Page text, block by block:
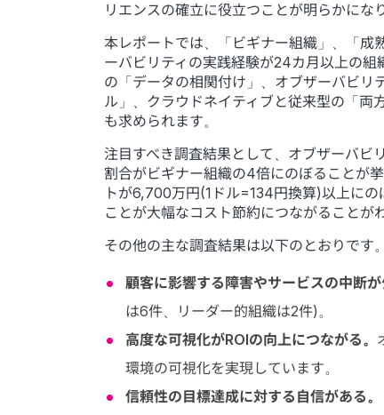
リエンスの確立に役立つことが明らかにな
本レポートでは、「ビギナー組織」、「成
ーバビリティの実践経験が24カ月以上の
の「データの相関付け」、オブザーバビ
ル」、クラウドネイティブと従来型の「両
も求められます。
注目すべき調査結果として、オブザーバビ
割合がビギナー組織の4倍にのぼることが
トが6,700万円(1ドル=134円換算)以上に
ことが大幅なコスト節約につながることが
その他の主な調査結果は以下のとおりです。
顧客に影響する障害やサービスの中断が
は6件、リーダー的組織は2件)。
高度な可視化がROIの向上につながる。
環境の可視化を実現しています。
信頼性の目標達成に対する自信がある。